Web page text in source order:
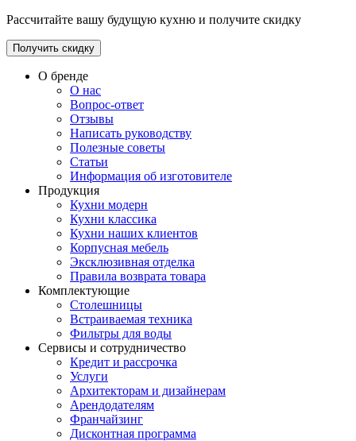
Рассчитайте вашу будущую кухню и получите скидку
Получить скидку
О бренде
О нас
Вопрос-ответ
Отзывы
Написать руководству
Полезные советы
Статьи
Информация об изготовителе
Продукция
Кухни модерн
Кухни классика
Кухни наших клиентов
Корпусная мебель
Эксклюзивная отделка
Правила возврата товара
Комплектующие
Столешницы
Встраиваемая техника
Фильтры для воды
Сервисы и сотрудничество
Кредит и рассрочка
Услуги
Архитекторам и дизайнерам
Арендодателям
Франчайзинг
Дисконтная программа